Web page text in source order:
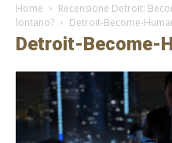
Home
Recensione Detroit:
lontano?
Detroit-Become-
Detroit-Become-